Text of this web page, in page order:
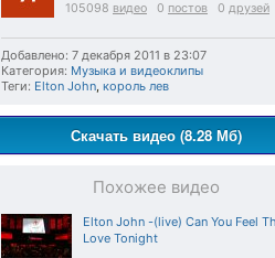
105098 видео 0 постов 0 друзей
Добавлено: 7 декабря 2011 в 23:07
Категория: Музыка и видеоклипы
Теги: Elton John, король лев
Скачать видео (8.28 Мб)
Похожее видео
Elton John -(live) Can You Feel
Love Tonight